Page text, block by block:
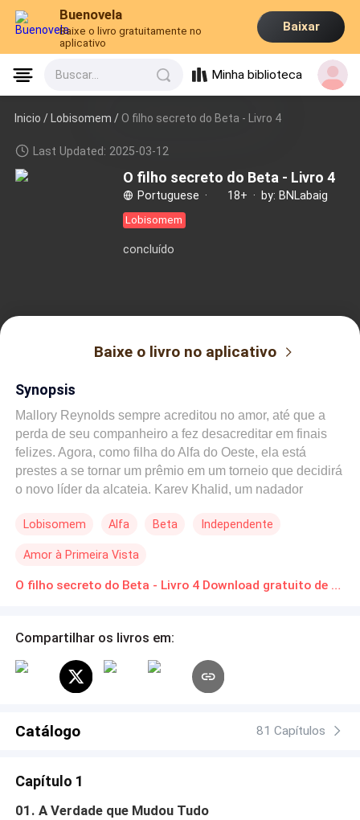
Buenovela
Baixe o livro gratuitamente no
aplicativo
Baixar
Buscar... Minha biblioteca
Inicio /Lobisomem / O filho secreto do Beta - Livro 4
Last Updated: 2025-03-12
O filho secreto do Beta - Livro 4
Portuguese · 18+ · by: BNLabaig
Lobisomem
concluído
Baixe o livro no aplicativo
Synopsis
Mallory Reynolds sempre acreditou no amor, até que a
perda de seu companheiro a fez desacreditar em finais
felizes. Agora, como filha do Alfa do Oeste, ela está
prestes a se tornar um prêmio em um torneio que decidirá
o novo líder da alcateia. Karev Khalid, um nadador
descobre que é filho de Gabriel Dixon, o temido Beta do
que sangue humano. Ao conhecer Mallory, seu destino se
entrelaça ao dela de maneira irreversível, mas quando
precisará enfrentar lobos experientes, provar seu valor e
já é dele. Mas será que o amor pode sobreviver quando o
passado, os segredos e o orgulho tentam separá-los?
Lobisomem Alfa Beta Independente
Amor à Primeira Vista
O filho secreto do Beta - Livro 4 Download gratuito de Novelas Online em PDF
Compartilhar os livros em:
Catálogo 81 Capítulos
Capítulo 1
01. A Verdade que Mudou Tudo